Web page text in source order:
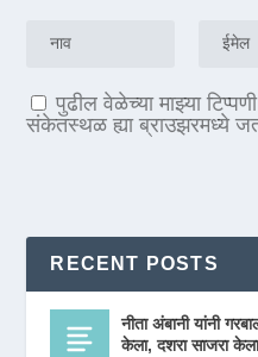
पुढील वेळेच्या माझ्या
संकेतस्थळ ह्या ब्राउझरमध्ये
RECENT POSTS
नीता अंबानी यांनी
केला, दशरा साजरा